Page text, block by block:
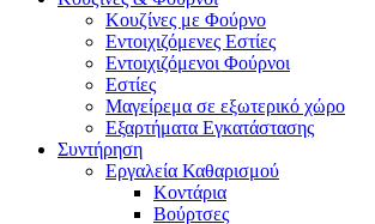
Κουζίνες με Φούρνο
Εντοιχιζόμενες Εστίες
Εντοιχιζόμενοι Φούρνοι
Εστίες
Μαγείρεμα σε εξωτερικό χώρο
Εξαρτήματα Εγκατάστασης
Συντήρηση
Εργαλεία Καθαρισμού
Κοντάρια
Βούρτσες